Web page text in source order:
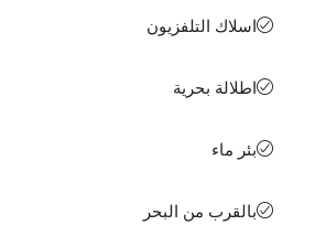
اسلاك التلفزيون
اطلالة بحرية
بئر ماء
بالقرب من البحر